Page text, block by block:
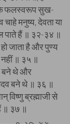
के फलस्वरूप सुख-
चाहे मनुष्य, देवता या
पाते हैं ॥ ३२-३४ ॥
हो जाता है और पुण्य
नहीं ॥ ३५ ॥
बने थे और
बने थे ॥ ३६ ॥
विष्णु ब्रह्माजी से
॥ ३७ ॥